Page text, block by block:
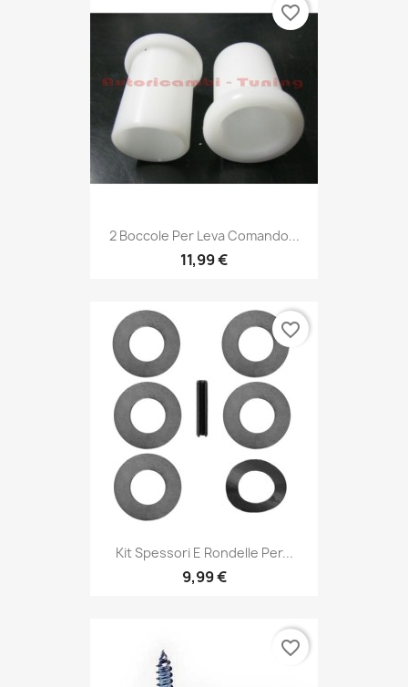
2 Boccole Per Leva Comando...
11,99 €
favorite_border
Kit Spessori E Rondelle Per...
9,99 €
favorite_border
favorite_border